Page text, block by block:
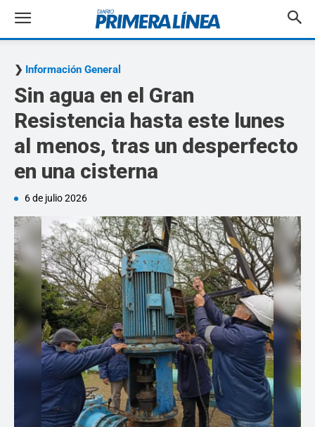
Información General
Sin agua en el Gran
Resistencia hasta este lunes
al menos, tras un desperfecto
en una cisterna
6 de julio 2026